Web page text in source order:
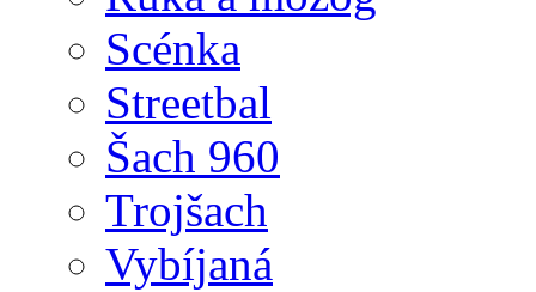
Scénka
Streetbal
Šach 960
Trojšach
Vybíjaná